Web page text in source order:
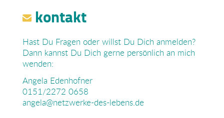
kontakt
Hast Du Fragen oder willst Du Dich anmelden?
Dann kannst Du Dich gerne persönlich an mich
wenden:
Angela Edenhofner
0151/2272 0658
angela@netzwerke-des-lebens.de